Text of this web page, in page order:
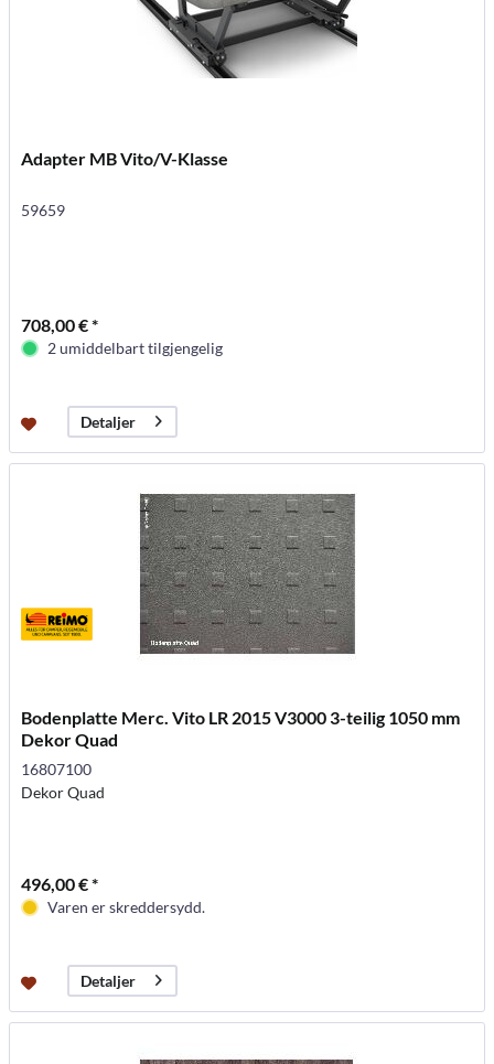
Adapter MB Vito/V-Klasse
59659
708,00 € *
2 umiddelbart tilgjengelig
Detaljer
Bodenplatte Merc. Vito LR 2015 V3000 3-teilig 1050 mm
Dekor Quad
16807100
Dekor Quad
496,00 € *
Varen er skreddersydd.
Detaljer